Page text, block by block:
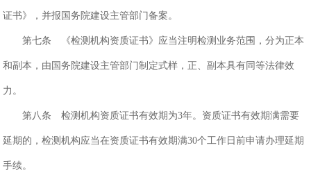
证书》，并报国务院建设主管部门备案。
第七条 《检测机构资质证书》应当注明检测业务范围，分为正本
和副本，由国务院建设主管部门制定式样，正、副本具有同等法律效
力。
第八条 检测机构资质证书有效期为3年。资质证书有效期满需要
延期的，检测机构应当在资质证书有效期满30个工作日前申请办理延期
手续。